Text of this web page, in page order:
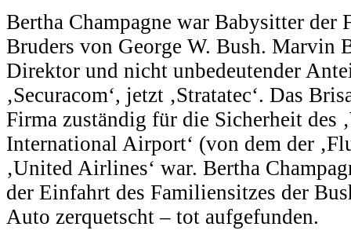
Bertha Champagne war Babysitter der
Bruders von George W. Bush. Marvin
Direktor und nicht unbedeutender
‚Securacom‘, jetzt ‚Stratatec‘. Das
Firma zuständig für die Sicherheit des
International Airport‘ (von dem der
‚United Airlines‘ war. Bertha
der Einfahrt des Familiensitzes der
Auto zerquetscht – tot aufgefunden.